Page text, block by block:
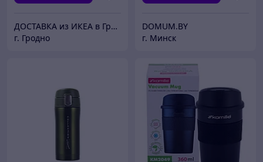
ДОСТАВКА из ИКЕА в Гродно
г. Гродно
DOMUM.BY
г. Минск